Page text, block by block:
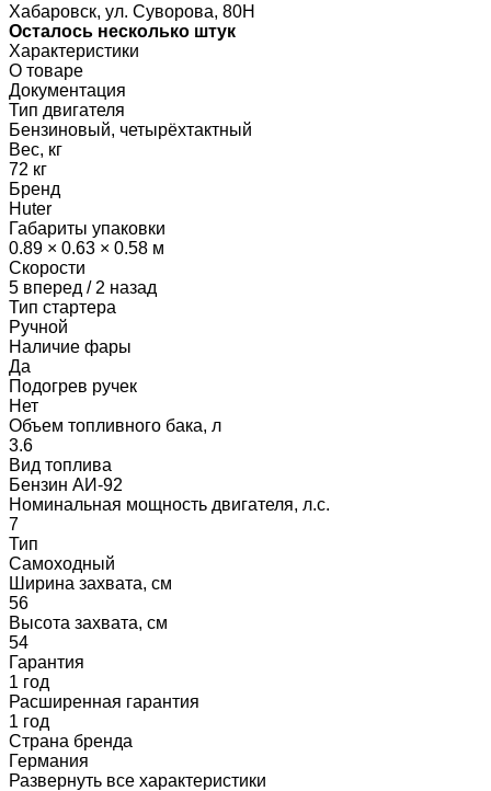
Хабаровск, ул. Суворова, 80Н
Осталось несколько штук
Характеристики
О товаре
Документация
Тип двигателя
Бензиновый, четырёхтактный
Вес, кг
72 кг
Бренд
Huter
Габариты упаковки
0.89 × 0.63 × 0.58 м
Скорости
5 вперед / 2 назад
Тип стартера
Ручной
Наличие фары
Да
Подогрев ручек
Нет
Объем топливного бака, л
3.6
Вид топлива
Бензин АИ-92
Номинальная мощность двигателя, л.с.
7
Тип
Самоходный
Ширина захвата, см
56
Высота захвата, см
54
Гарантия
1 год
Расширенная гарантия
1 год
Страна бренда
Германия
Развернуть все характеристики